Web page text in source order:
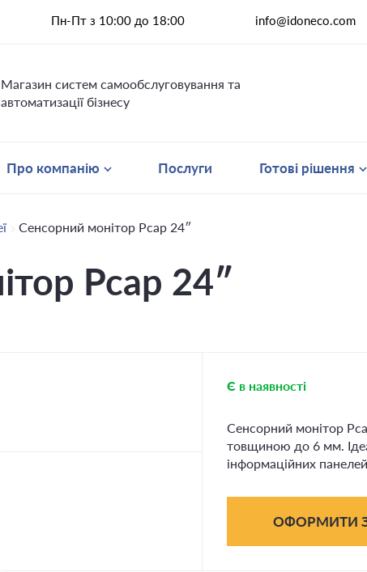
Пн-Пт з 10:00 до 18:00 info@idoneco.com
Магазин систем самообслуговування та
автоматизації бізнесу
Про компанію Послуги Готові рішення
Сенсорний монітор Pcap 24″
Pcap 24″
Є в наявності
Сенсорний монітор
товщиною до 6 мм.
інформаційних
ОФОРМИТИ